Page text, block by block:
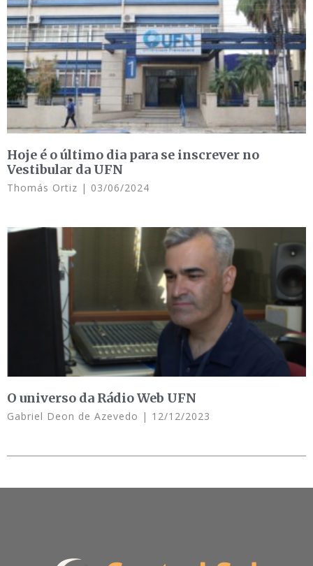
Hoje é o último dia para se inscrever no
Vestibular da UFN
Thomás Ortiz 03/06/2024
O universo da Rádio Web UFN
Gabriel Deon de Azevedo 12/12/2023